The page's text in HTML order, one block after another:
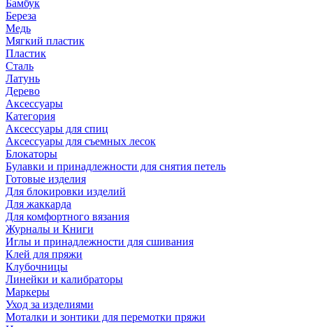
Бамбук
Береза
Медь
Мягкий пластик
Пластик
Сталь
Латунь
Дерево
Аксессуары
Категория
Аксессуары для спиц
Аксессуары для съемных лесок
Блокаторы
Булавки и принадлежности для снятия петель
Готовые изделия
Для блокировки изделий
Для жаккарда
Для комфортного вязания
Журналы и Книги
Иглы и принадлежности для сшивания
Клей для пряжи
Клубочницы
Линейки и калибраторы
Маркеры
Уход за изделиями
Моталки и зонтики для перемотки пряжи